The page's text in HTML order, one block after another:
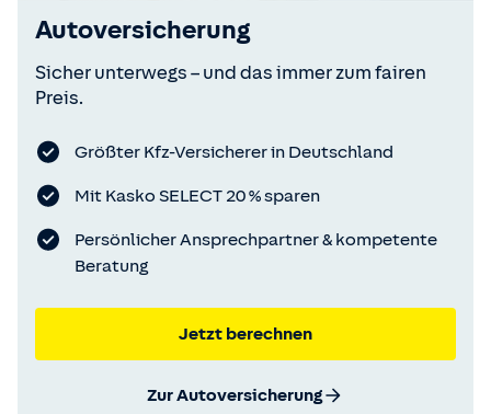
Autoversicherung
Sicher unterwegs – und das immer zum fairen
Preis.
Größter Kfz-Versicherer in Deutschland
Mit Kasko SELECT 20 % sparen
Persönlicher Ansprechpartner & kompetente
Beratung
Jetzt berechnen
Zur Autoversicherung